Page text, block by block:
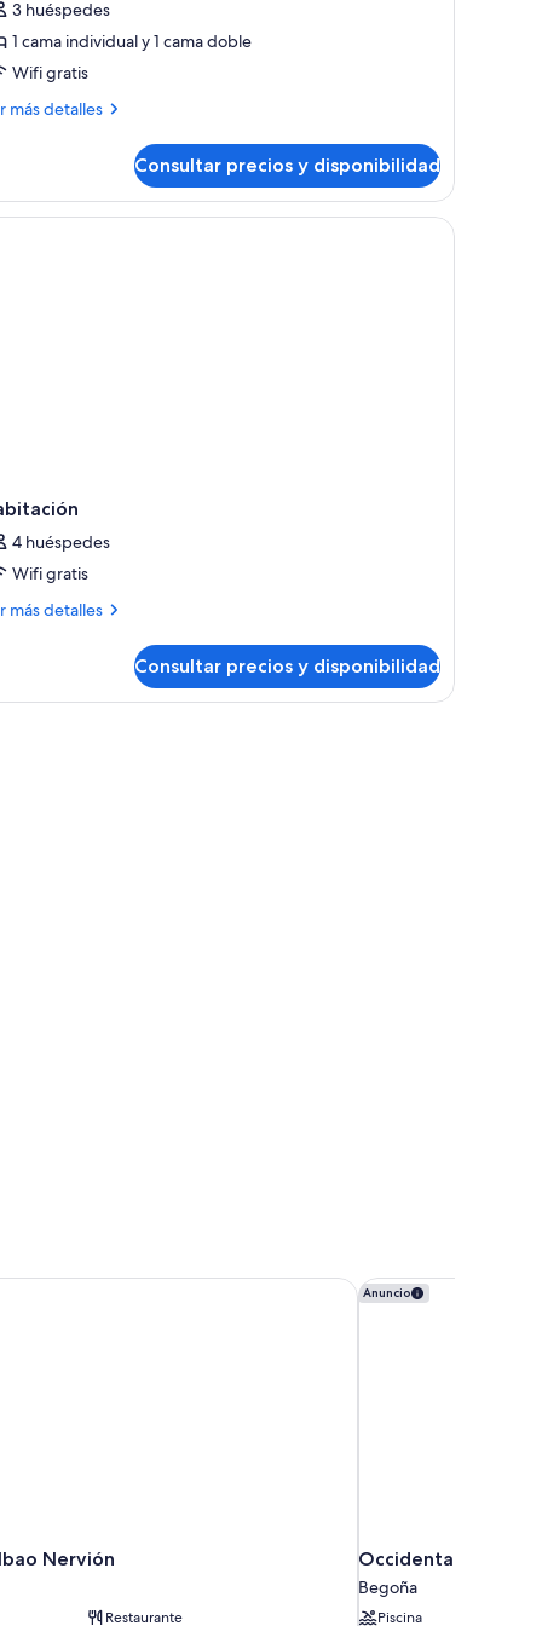
3 huéspedes
1 cama individual y 1 cama doble
Wifi gratis
más detalles
Consultar precios y disponibilidad
y escritorio
4 huéspedes
Wifi gratis
más detalles
Consultar precios y disponibilidad
Nervión
Restaurante
Nervión Anuncio
Occidental Bilbao
Begoña
Piscina
Occidental Bilbao